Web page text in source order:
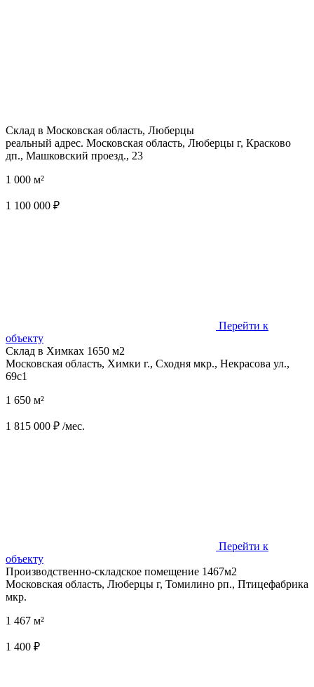
Склад в Московская область, Люберцы
реальный адрес. Московская область, Люберцы г, Красково
дп., Машковский проезд., 23
1 000 м²
1 100 000 ₽
Перейти к
объекту
Склад в Химках 1650 м2
Московская область, Химки г., Сходня мкр., Некрасова ул.,
69с1
1 650 м²
1 815 000 ₽ /мес.
Перейти к
объекту
Производственно-складское помещение 1467м2
Московская область, Люберцы г, Томилино рп., Птицефабрика
мкр.
1 467 м²
1 400 ₽